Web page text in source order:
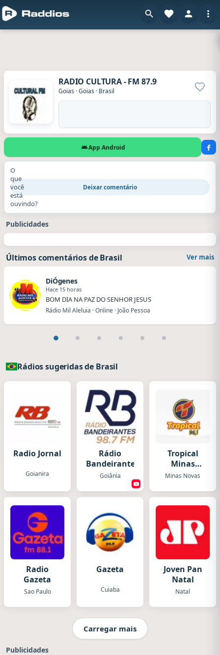
RADIO CULTURA - FM 87.9
Goias ·Goias · Brasil
App Android
O
que
você
está
ouvindo?
Deixar comentário
Publicidades
Últimos comentários de Brasil Ver mais
DiÓgenes
Hace 15 horas
BOM DIA NA PAZ DO SENHOR JESUS
Rádio Mil Aleluia · Online · João Pessoa
Rádios sugeridas de Brasil
Radio Jornal
Goianira
Rádio
Bandeirantes
Goiânia
Tropical
Minas
Novas
Minas Novas
Radio
Gazeta
Sao Paulo
Gazeta
Cuiaba
Joven Pan
Natal
Natal
Carregar mais
Publicidades